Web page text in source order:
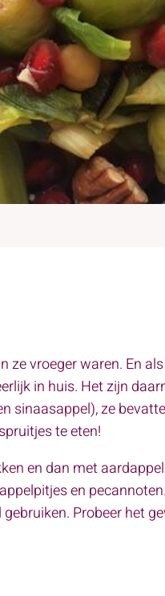
vroeger waren. En
in huis. Het zijn
sinaasappel), ze
te eten!
en dan met
en
Probeer het